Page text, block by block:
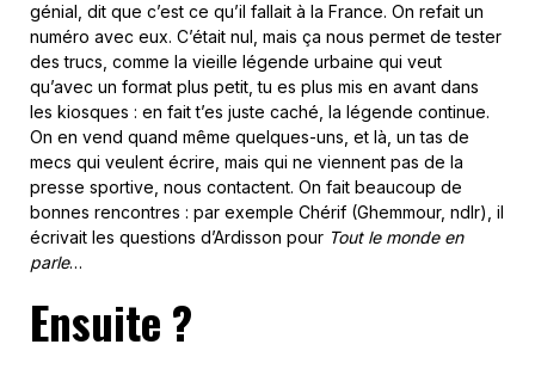
génial, dit que c’est ce qu’il fallait à la France. On refait un
numéro avec eux. C’était nul, mais ça nous permet de tester
des trucs, comme la vieille légende urbaine qui veut
qu’avec un format plus petit, tu es plus mis en avant dans
les kiosques : en fait t’es juste caché, la légende continue.
On en vend quand même quelques-uns, et là, un tas de
mecs qui veulent écrire, mais qui ne viennent pas de la
presse sportive, nous contactent. On fait beaucoup de
bonnes rencontres : par exemple Chérif (Ghemmour, ndlr), il
écrivait les questions d’Ardisson pour Tout le monde en
parle…
Ensuite ?